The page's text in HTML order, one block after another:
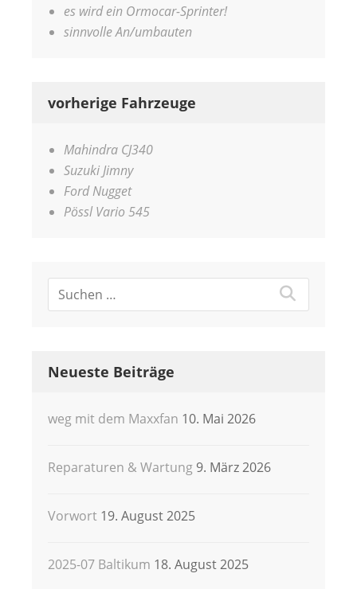
es wird ein Ormocar-Sprinter!
sinnvolle An/umbauten
vorherige Fahrzeuge
Mahindra CJ340
Suzuki Jimny
Ford Nugget
Pössl Vario 545
Neueste Beiträge
weg mit dem Maxxfan 10. Mai 2026
Reparaturen & Wartung 9. März 2026
Vorwort 19. August 2025
2025-07 Baltikum 18. August 2025